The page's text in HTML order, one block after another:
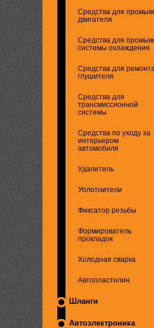
Средства для
двигателя
Средства для
системы охлаждения
Средства для ремонта
глушителя
Средства для
трансмиссионной
системы
Средства по уходу за
интерьером
автомобиля
Удалитель
Уплотнители
Фиксатор резьбы
Формирователь
прокладок
Холодная сварка
Автопластилин
Шланги
Автоэлектроника